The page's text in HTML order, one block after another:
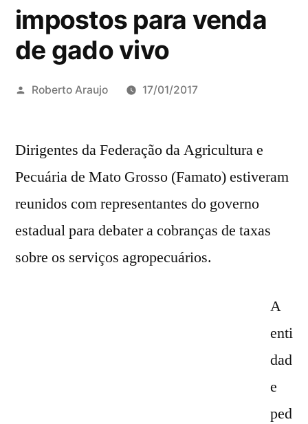
impostos para venda
de gado vivo
Publicado
Roberto Araujo 17/01/2017
Dirigentes da Federação da Agricultura e
Pecuária de Mato Grosso (Famato) estiveram
reunidos com representantes do governo
estadual para debater a cobranças de taxas
sobre os serviços agropecuários.
A
enti
dad
e
ped